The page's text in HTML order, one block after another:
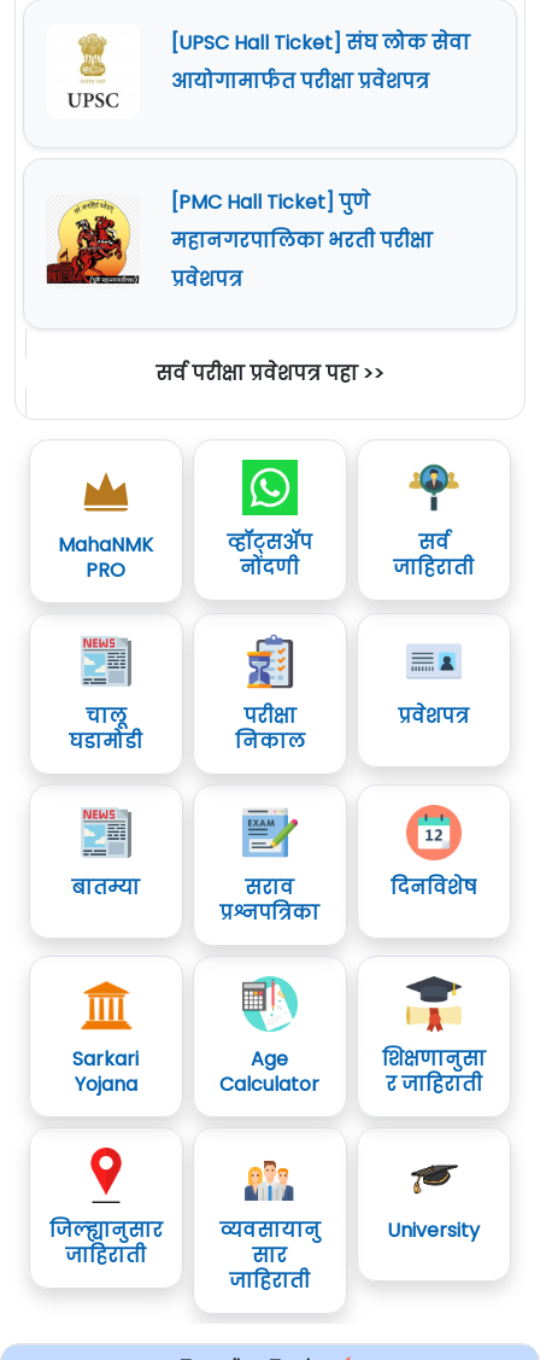
[UPSC Hall Ticket] संघ लोक सेवा
आयोगामार्फत परीक्षा प्रवेशपत्र
[PMC Hall Ticket] पुणे
महानगरपालिका भरती परीक्षा
प्रवेशपत्र
सर्व परीक्षा प्रवेशपत्र पहा >>
MahaNMK
PRO
व्हॉट्सॲप
नोंदणी
सर्व
जाहिराती
चालू
घडामोडी
परीक्षा
निकाल
प्रवेशपत्र
बातम्या
सराव
प्रश्नपत्रिका
दिनविशेष
Sarkari
Yojana
Age
Calculator
शिक्षणानुसा
र जाहिराती
जिल्ह्यानुसार
जाहिराती
व्यवसायानु
सार
जाहिराती
University